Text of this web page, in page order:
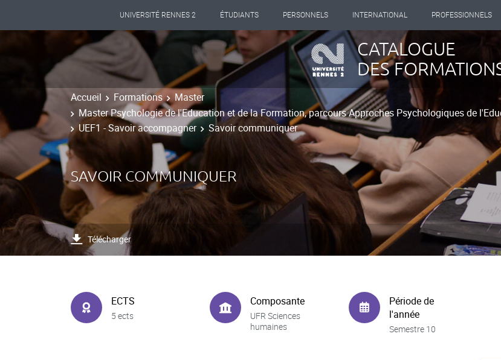
UNIVERSITÉ RENNES 2 ÉTUDIANTS PERSONNELS INTERNATIONAL PROFESSIONNELS
CATALOGUE
DES
Accueil Formations
Master
Master Psychologie de l'Education et de la Formation, parcours Approches Psychologiques de
UEF1 - Savoir accompagner
Savoir communiquer
SAVOIR COMMUNIQUER
Télécharger
ECTS
5 ects
Composante
UFR Sciences
humaines
Période de
l'année
Semestre 10